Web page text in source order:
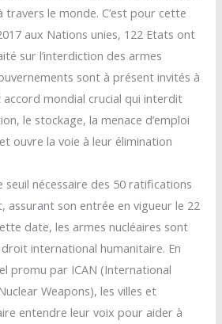
le monde. C’est pour cette
aux Nations unies, 122 Etats ont
sur l’interdiction des armes
sont à présent invités à
mondial crucial qui interdit
le stockage, la menace d’emploi
ouvre la voie à leur élimination
seuil nécessaire des 50 ratifications
assurant son entrée en vigueur le 22
date, les armes nucléaires sont
international humanitaire. En
promu par ICAN (International
Weapons), les villes et
entendre leur voix pour aider à